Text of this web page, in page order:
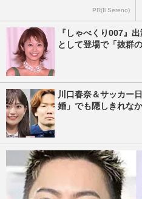
PR(Il Sereno)
『しゃべくり007』
として登場で「抜群
川口春奈＆サッカー
婚」でも隠しきれな